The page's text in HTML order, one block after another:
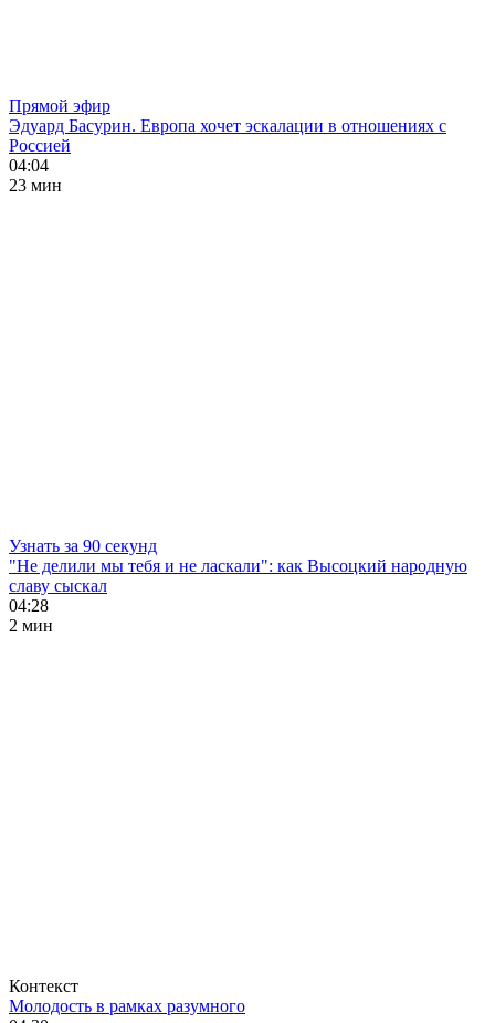
Прямой эфир
Эдуард Басурин. Европа хочет эскалации в отношениях с
Россией
04:04
23 мин
Узнать за 90 секунд
"Не делили мы тебя и не ласкали": как Высоцкий народную
славу сыскал
04:28
2 мин
Контекст
Молодость в рамках разумного